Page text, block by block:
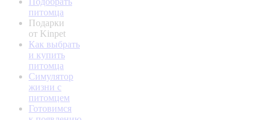
питомца
Подарки
от Kinpet
Как выбрать
и купить
питомца
Симулятор
жизни с
питомцем
Готовимся